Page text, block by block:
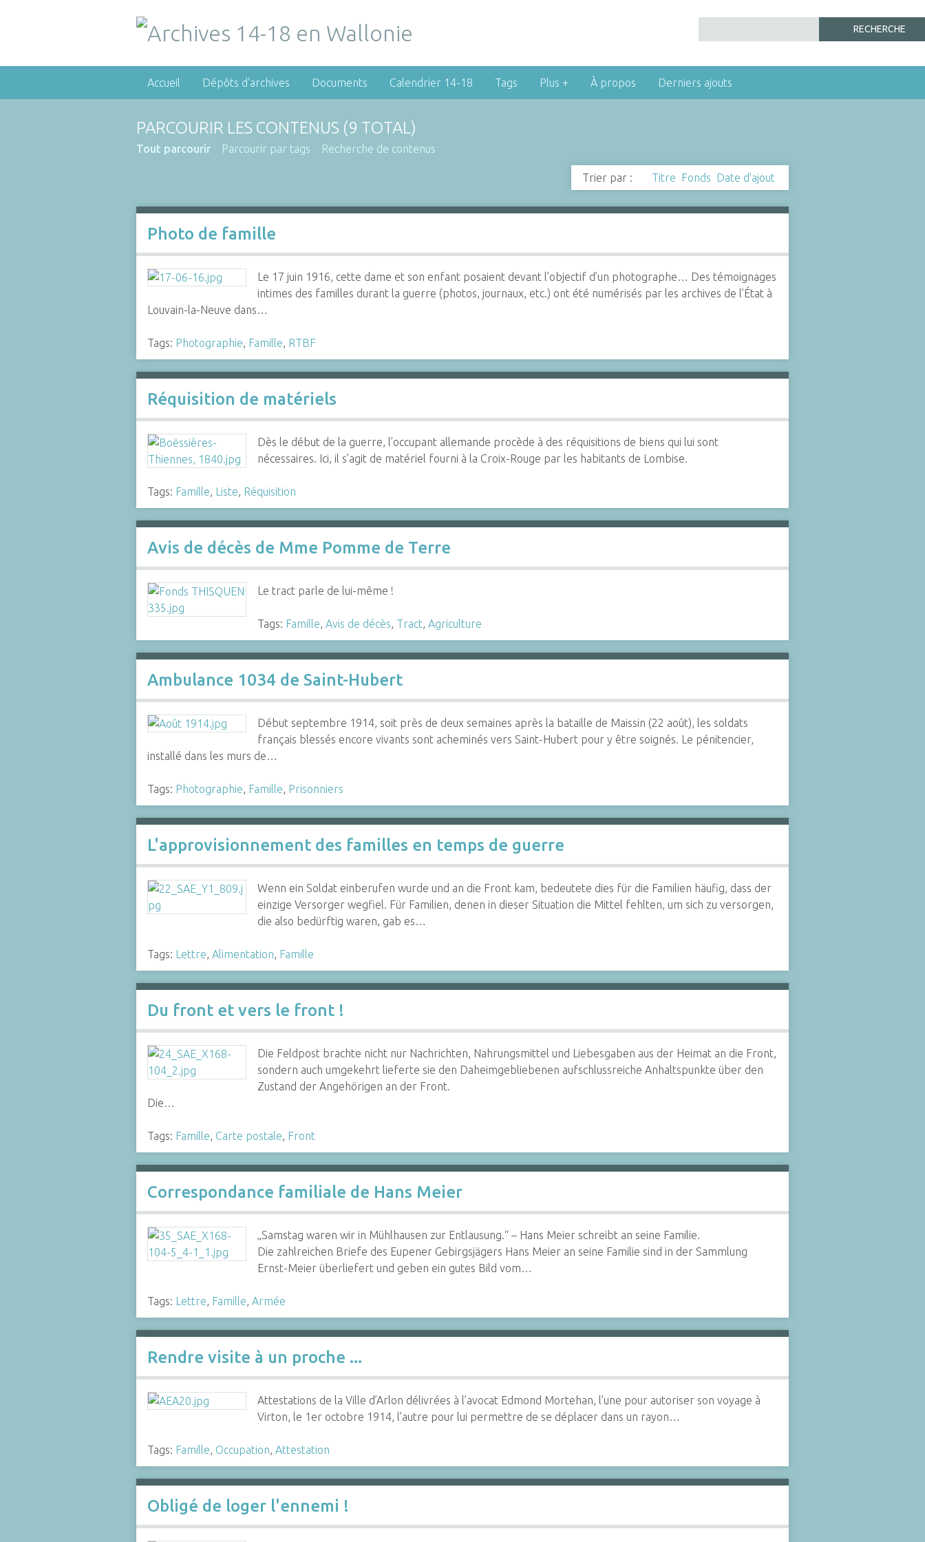
Accueil Dépôts d'archives Documents Calendrier 14-18 Tags Plus + À propos Derniers ajouts
PARCOURIR LES CONTENUS (9 TOTAL)
Tout parcourir Parcourir par tags Recherche de contenus
Trier par : Titre Fonds Date d'ajout
Photo de famille
Le 17 juin 1916, cette dame et son enfant posaient devant l’objectif d’un photographe… Des témoignages
intimes des familles durant la guerre (photos, journaux, etc.) ont été numérisés par les archives de l’État à
Louvain-la-Neuve dans…
Tags: Photographie, Famille, RTBF
Réquisition de matériels
Dès le début de la guerre, l’occupant allemande procède à des réquisitions de biens qui lui sont
nécessaires. Ici, il s’agit de matériel fourni à la Croix-Rouge par les habitants de Lombise.
Tags: Famille, Liste, Réquisition
Avis de décès de Mme Pomme de Terre
Le tract parle de lui-même !
Tags: Famille, Avis de décès, Tract, Agriculture
Ambulance 1034 de Saint-Hubert
Début septembre 1914, soit près de deux semaines après la bataille de Maissin (22 août), les soldats
français blessés encore vivants sont acheminés vers Saint-Hubert pour y être soignés. Le pénitencier,
installé dans les murs de…
Tags: Photographie, Famille, Prisonniers
L'approvisionnement des familles en temps de guerre
Wenn ein Soldat einberufen wurde und an die Front kam, bedeutete dies für die Familien häufig, dass der
einzige Versorger wegfiel. Für Familien, denen in dieser Situation die Mittel fehlten, um sich zu versorgen,
die also bedürftig waren, gab es…
Tags: Lettre, Alimentation, Famille
Du front et vers le front !
Die Feldpost brachte nicht nur Nachrichten, Nahrungsmittel und Liebesgaben aus der Heimat an die Front,
sondern auch umgekehrt lieferte sie den Daheimgebliebenen aufschlussreiche Anhaltspunkte über den
Zustand der Angehörigen an der Front.
Die…
Tags: Famille, Carte postale, Front
Correspondance familiale de Hans Meier
„Samstag waren wir in Mühlhausen zur Entlausung.“ – Hans Meier schreibt an seine Familie.
Die zahlreichen Briefe des Eupener Gebirgsjägers Hans Meier an seine Familie sind in der Sammlung
Ernst-Meier überliefert und geben ein gutes Bild vom…
Tags: Lettre, Famille, Armée
Rendre visite à un proche ...
Attestations de la Ville d’Arlon délivrées à l’avocat Edmond Mortehan, l’une pour autoriser son voyage à
Virton, le 1er octobre 1914, l’autre pour lui permettre de se déplacer dans un rayon…
Tags: Famille, Occupation, Attestation
Obligé de loger l'ennemi !